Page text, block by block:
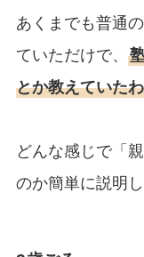
あくまでも普通
ていただけで、
とか教えていた
どんな感じで「
のか簡単に説明し